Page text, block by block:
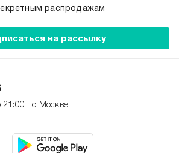
распродажам
на рассылку
21:00 по Москве